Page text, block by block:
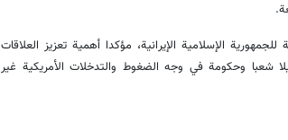
الإسلامية الإيرانية، مؤكدا أهمية تعزيز العلاقات
شعبا وحكومة في وجه الضغوط والتدخلات الأمريكية غير